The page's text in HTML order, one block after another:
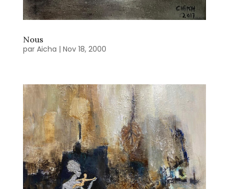
Nous
par Aicha | Nov 18, 2000